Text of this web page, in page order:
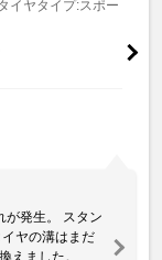
イヤタイプ:スポー
が発生。 スタン
ヤの溝はまだ
えました。